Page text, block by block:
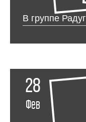
В группе
28
Фев